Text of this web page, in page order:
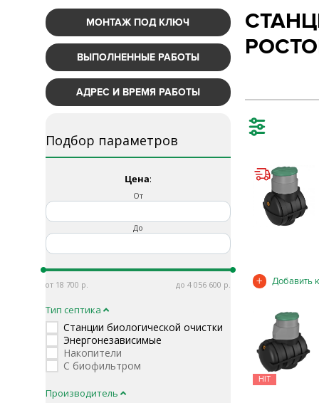
МОНТАЖ ПОД КЛЮЧ
ВЫПОЛНЕННЫЕ РАБОТЫ
АДРЕС И ВРЕМЯ РАБОТЫ
Подбор параметров
Цена:
От
До
18 700 4 056 600
Тип септика
Станции биологической очистки
Энергонезависимые
Накопители
С биофильтром
Производитель
HIT